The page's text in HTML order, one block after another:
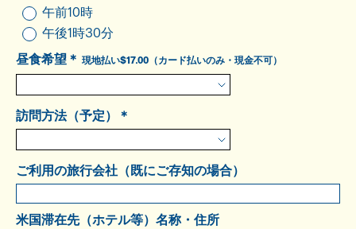
午前10時
午後1時30分
昼食希望＊ 現地払い$17.00（カード払いのみ・現金不可）
訪問方法（予定）＊
ご利用の旅行会社（既にご存知の場合）
米国滞在先（ホテル等）名称・住所